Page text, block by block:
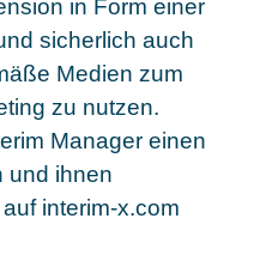
in Form einer
sicherlich auch
Medien zum
zu nutzen.
Manager einen
und ihnen
interim-x.com